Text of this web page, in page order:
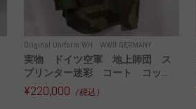
Original Uniform WH WWII GERMANY
実物 ドイツ空軍 地上師団 ス
プリンター迷彩 コート コッ...
¥220,000 （税込）